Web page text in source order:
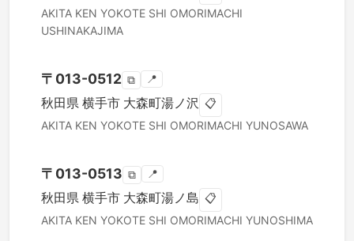
AKITA KEN YOKOTE SHI OMORIMACHI
USHINAKAJIMA
〒 013-0512 ⧉ 📍
秋田県 横手市 大森町湯ノ沢 📋
AKITA KEN YOKOTE SHI OMORIMACHI YUNOSAWA
〒 013-0513 ⧉ 📍
秋田県 横手市 大森町湯ノ島 📋
AKITA KEN YOKOTE SHI OMORIMACHI YUNOSHIMA